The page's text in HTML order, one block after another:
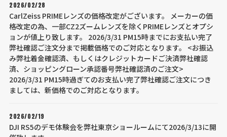
2026/02/28
CarlZeiss PRIMEレンズの価格改定がございます。 メーカーの価
格改定の為、一部CZ2ズームレンズを除くPRIMEレンズとオプシ
ョンが値上り致します。 2026/3/31 PM15時までにお支払い完了
弊社確認ご注文分まで掲載価格でのご対応となります。 <お振込
み弊社着金確認済、もしくはクレジットカードご決済弊社確認
済、ショッピングローン承認番号弊社確認済のご注文>
2026/3/31 PM15時過ぎてのお支払い完了弊社確認ご注文につき
ましては、新価格でのご対応となります。
2026/02/19
DJI RS5のデモ体験会を弊社東京ショールームにて2026/3/13に開